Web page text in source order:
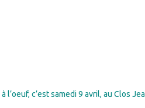
l’oeuf, c’est samedi 9 avril, au Clos